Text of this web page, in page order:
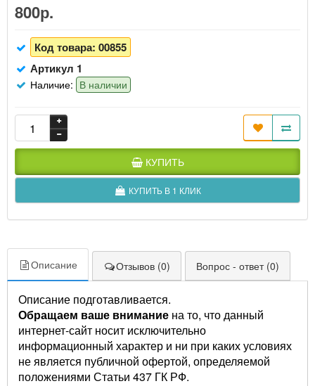
800р.
Код товара: 00855
Артикул 1
Наличие: В наличии
КУПИТЬ
КУПИТЬ В 1 КЛИК
Описание Отзывов (0) Вопрос - ответ (0)
Описание подготавливается.
Обращаем ваше внимание на то, что данный
интернет-сайт носит исключительно
информационный характер и ни при каких условиях
не является публичной офертой, определяемой
положениями Статьи 437 ГК РФ.